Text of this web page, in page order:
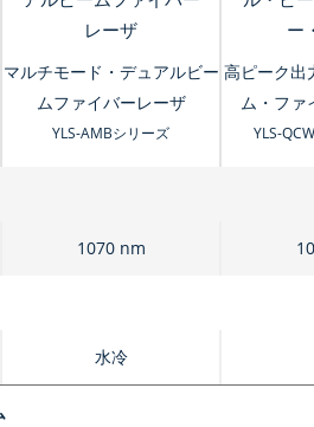
マルチモード・デュアルビー
ムファイバーレーザ
高ピーク出
ム・ファ
YLS-AMBシリーズ YLS-
1070 nm
水冷